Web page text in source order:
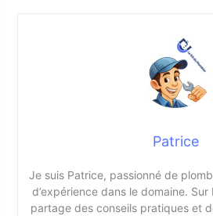
Patrice
Je suis Patrice, passionné de
d’expérience dans le domaine.
partage des conseils pratiques et